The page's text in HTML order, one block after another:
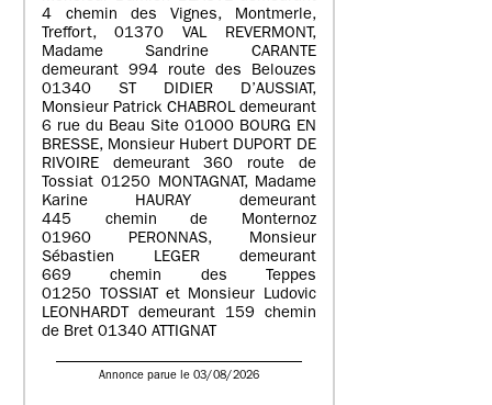
4 chemin des Vignes, Montmerle,
Treffort, 01370 VAL REVERMONT,
Madame Sandrine CARANTE
demeurant 994 route des Belouzes
01340 ST DIDIER D’AUSSIAT,
Monsieur Patrick CHABROL demeurant
6 rue du Beau Site 01000 BOURG EN
BRESSE, Monsieur Hubert DUPORT DE
RIVOIRE demeurant 360 route de
Tossiat 01250 MONTAGNAT, Madame
Karine HAURAY demeurant
445 chemin de Monternoz
01960 PERONNAS, Monsieur
Sébastien LEGER demeurant
669 chemin des Teppes
01250 TOSSIAT et Monsieur Ludovic
LEONHARDT demeurant 159 chemin
de Bret 01340 ATTIGNAT
Annonce parue le 03/08/2026